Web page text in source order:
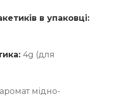
в упаковці:
4g (для
мідно-